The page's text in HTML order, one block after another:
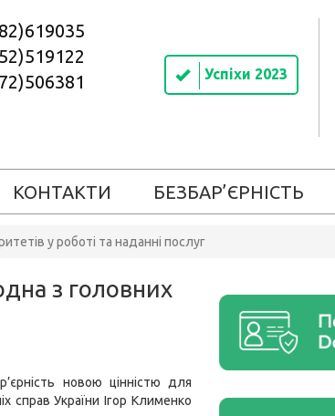
Успіхи 2023
КОНТАКТИ БЕЗБАР’ЄРНІСТЬ
у роботі та наданні послуг
з головних
новою цінністю для
справ України Ігор Клименко